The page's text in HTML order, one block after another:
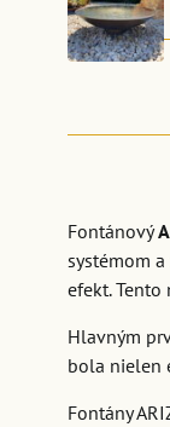
Fontánový
systémom
efekt.
Hlavným
bola nielen
Fontány